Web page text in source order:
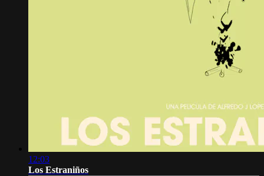
12:03
Los Estraniños